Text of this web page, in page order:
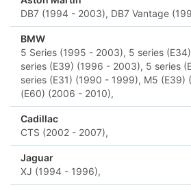
DB7 (1994 - 2003), DB7 Vantage
BMW
5 Series (1995 - 2003), 5 series
series (E39) (1996 - 2003), 5 series
series (E31) (1990 - 1999), M5 (E39)
(E60) (2006 - 2010),
Cadillac
CTS (2002 - 2007),
Jaguar
XJ (1994 - 1996),